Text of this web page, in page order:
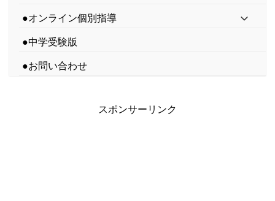
●オンライン個別指導
●中学受験版
●お問い合わせ
スポンサーリンク